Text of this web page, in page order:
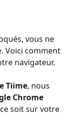
vous ne
Voici comment
navigateur.
Tiime, nous
Chrome
soit sur votre